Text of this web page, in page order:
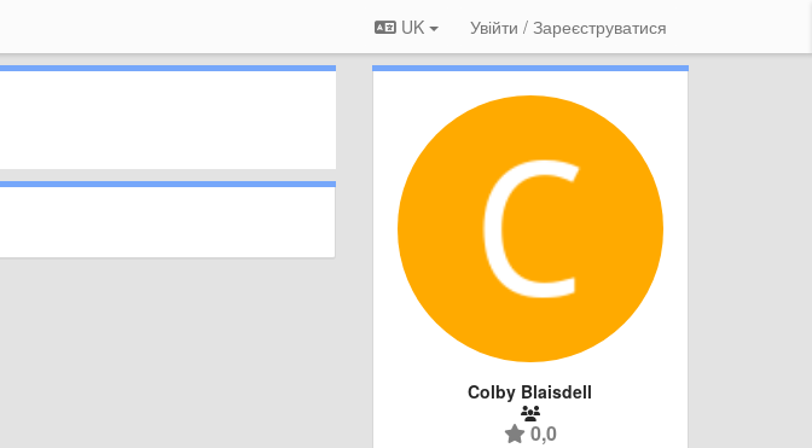
UK Увійти / Зареєструватися
Colby Blaisdell
0,0